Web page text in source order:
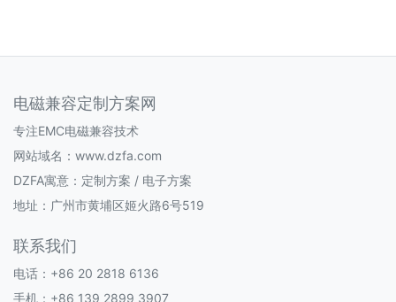
电磁兼容定制方案网
专注EMC电磁兼容技术
网站域名：www.dzfa.com
DZFA寓意：定制方案 / 电子方案
地址：广州市黄埔区姬火路6号519
联系我们
电话：+86 20 2818 6136
手机：+86 139 2899 3907